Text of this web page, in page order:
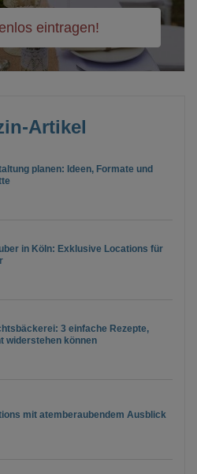
eintragen!
Artikel
planen: Ideen, Formate und
in Köln: Exklusive Locations für
3 einfache Rezepte,
widerstehen können
mit atemberaubendem Ausblick